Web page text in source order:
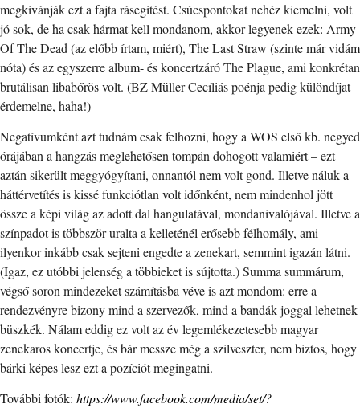
megkívánják ezt a fajta rásegítést. Csúcspontokat nehéz kiemelni, volt
jó sok, de ha csak hármat kell mondanom, akkor legyenek ezek: Army
Of The Dead (az előbb írtam, miért), The Last Straw (szinte már vidám
nóta) és az egyszerre album- és koncertzáró The Plague, ami konkrétan
brutálisan libabőrös volt. (BZ Müller Cecíliás poénja pedig különdíjat
érdemelne, haha!)
Negatívumként azt tudnám csak felhozni, hogy a WOS első kb. negyed
órájában a hangzás meglehetősen tompán dohogott valamiért – ezt
aztán sikerült meggyógyítani, onnantól nem volt gond. Illetve náluk a
háttérvetítés is kissé funkciótlan volt időnként, nem mindenhol jött
össze a képi világ az adott dal hangulatával, mondanivalójával. Illetve a
színpadot is többször uralta a kelleténél erősebb félhomály, ami
ilyenkor inkább csak sejteni engedte a zenekart, semmint igazán látni.
(Igaz, ez utóbbi jelenség a többieket is sújtotta.) Summa summárum,
végső soron mindezeket számításba véve is azt mondom: erre a
rendezvényre bizony mind a szervezők, mind a bandák joggal lehetnek
büszkék. Nálam eddig ez volt az év legemlékezetesebb magyar
zenekaros koncertje, és bár messze még a szilveszter, nem biztos, hogy
bárki képes lesz ezt a pozíciót megingatni.
További fotók: https://www.facebook.com/media/set/?